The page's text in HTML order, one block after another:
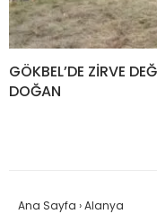
GÖKBEL’DE ZİRVE
DOĞAN
Ana Sayfa ›Alanya